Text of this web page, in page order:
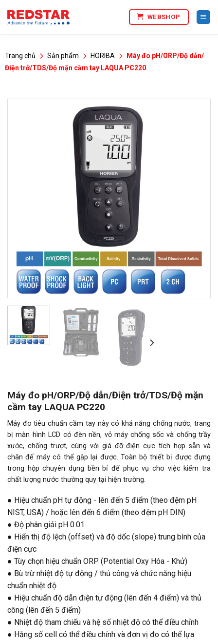
qua
WEBSHOP
Trang chủ Sản phẩm HORIBA
Máy đo pH/ORP/Độ dẫn/
Điện trở/TDS/Độ mặn cầm tay LAQUA PC220
Máy đo pH/ORP/Độ dẫn/Điện trở/TDS/Độ mặn
cầm tay LAQUA PC220
Máy đo tiêu chuẩn cầm tay này có khả năng chống nước, trang
bị màn hình LCD có đèn nền, vỏ máy chống sốc và chống trầy
xước, chống trượt, cùng với giá đỡ điện cực tích hợp sẵn và
chân đế máy có thể gập lại được. Toàn bộ thiết bị được đựng
trong hộp chuyên dụng bền bỉ để phục vụ cho việc kiểm tra
chất lượng nước thường quy tại hiện trường.
● Hiệu chuẩn pH tự động - lên đến 5 điểm (theo đệm pH
NIST, USA) / hoặc lên đến 6 điểm (theo đệm pH DIN)
● Độ phân giải pH 0.01
● Hiển thị độ lệch (offset) và độ dốc (slope) trung bình của
điện cực
● Tùy chọn hiệu chuẩn ORP (Potential Oxy Hóa - Khử)
● Bù trừ nhiệt độ tự động / thủ công và chức năng hiệu
chuẩn nhiệt độ
● Hiệu chuẩn độ dẫn điện tự động (lên đến 4 điểm) và thủ
công (lên đến 5 điểm)
● Nhiệt độ tham chiếu và hệ số nhiệt độ có thể điều chỉnh
● Hằng số cell có thể điều chỉnh và đơn vị đo có thể lựa